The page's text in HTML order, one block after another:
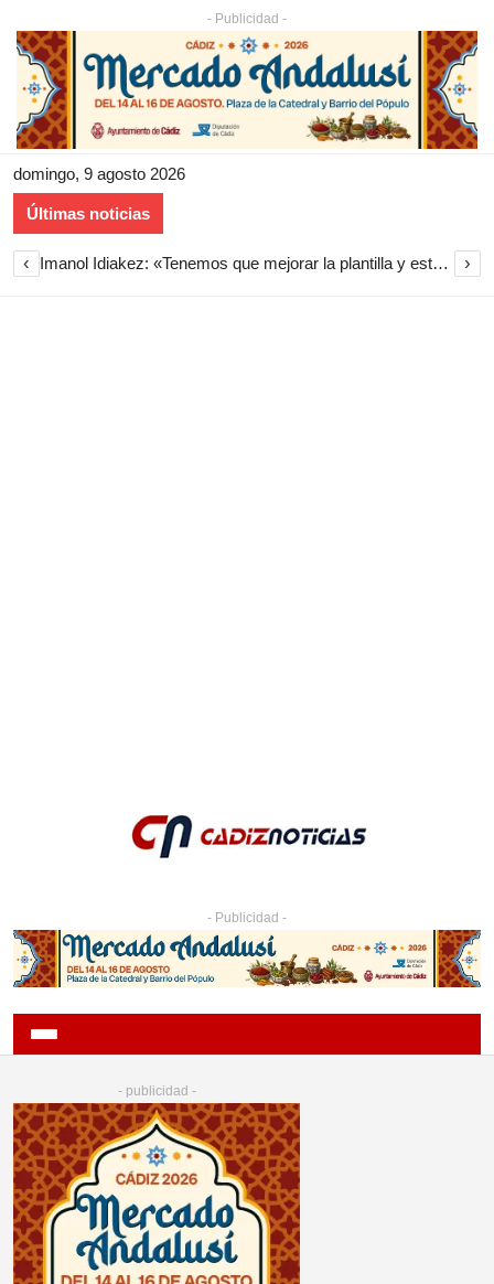
- Publicidad -
domingo, 9 agosto 2026
Últimas noticias
‹ 1 – 3 | La UD Las Palmas gana el Trofeo Carranza 2026 tras imponerse al Cádiz CF ›
- Publicidad -
- publicidad -